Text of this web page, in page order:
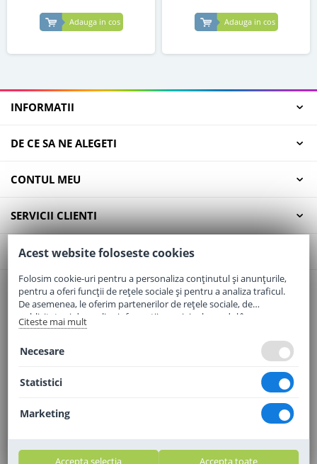
Adauga in cos Adauga in cos
INFORMATII
DE CE SA NE ALEGETI
CONTUL MEU
SERVICII CLIENTI
CONTACT
Email:office@elaptepraf.ro
Telefon:0745-964-449
Adresa:Sos. Borsului, Nr. 20, Oradea, Jud. Bihor
Acest website foloseste cookies
Folosim cookie-uri pentru a personaliza conținutul și anunțurile,
pentru a oferi funcții de rețele sociale și pentru a analiza traficul.
De asemenea, le oferim partenerilor de rețele sociale, de
publicitate și de analize informații cu privire la modul în care
folosiți site-ul nostru. Aceștia le pot combina cu alte informații
Citeste mai mult
Necesare
Statistici
Marketing
Accepta selectia Accepta toate